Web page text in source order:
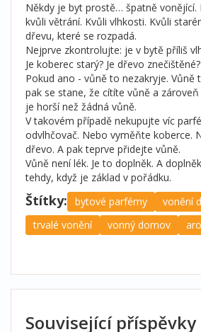
Někdy je byt prostě… špatně vonějící.
kvůli větrání. Kvůli vlhkosti. Kvůli
dřevu, které se rozpadá.
Nejprve zkontrolujte: je v bytě příliš
Je koberec starý? Je dřevo znečištěné?
Pokud ano - vůně to nezakryje. Vůně
pak se stane, že cítíte vůně a
je horší než žádná vůně.
V takovém případě nekupujte víc
odvlhčovač. Nebo vyměňte koberce.
dřevo. A pak teprve přidejte vůně.
Vůně není lék. Je to doplněk. A
tehdy, když je základ v pořádku.
Štítky: bytové parfémy
vonění
trvalé vonění
vonný domov
Související příspěvky